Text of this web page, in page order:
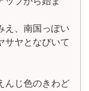
え、南国っぽい
サヤとなびいて
んじ色のきわど